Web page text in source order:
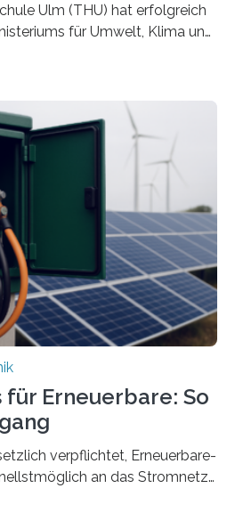
Ulm (THU) hat erfolgreich
für Umwelt, Klima und
– Langzeitspeicherung in
Ziel des Projekts ist die
und Demonstration von
Energiespeicherung in
Energiesystemen. Das
Oktober 2025, hat eine Laufzeit
Gesamtvolumen von rund 2,9
Millionen Euro durch das
Klima und…
für Erneuerbare: So
verpflichtet, Erneuerbare-
an das Stromnetz
nötige Netzausbau hinkt